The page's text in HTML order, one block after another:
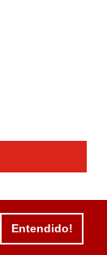
Entendido!